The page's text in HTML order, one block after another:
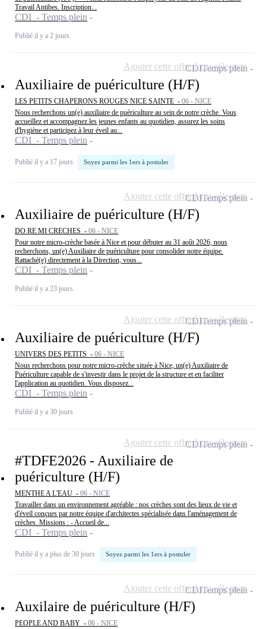
Travail Antibes. Inscription...
CDI - Temps plein
Publié il y a 2 jours
Auxiliaire de puériculture (H/F)
LES PETITS CHAPERONS ROUGES NICE SAINTE - 06 - NICE
Nous recherchons un(e) auxiliaire de puériculture au sein de notre crèche. Vous
accueillez et accompagnez les jeunes enfants au quotidien, assurez les soins
d'hygiène et participez à leur éveil au...
CDI - Temps plein
Publié il y a 17 jours Soyez parmi les 1ers à postuler
CDITemps plein
Ajouter cette offre à ma sélection
Auxiliaire de puériculture (H/F)
DO RE MI CRECHES - 06 - NICE
Pour notre micro-crèche basée à Nice et pour débuter au 31 août 2026, nous
recherchons, un(e) Auxiliaire de puériculture pour consolider notre équipe.
Rattaché(e) directement à la Direction, vous...
CDI - Temps plein
Publié il y a 23 jours
CDITemps plein
Ajouter cette offre à ma sélection
Auxiliaire de puériculture (H/F)
UNIVERS DES PETITS - 06 - NICE
Nous recherchons pour notre micro-crèche située à Nice, un(e) Auxiliaire de
Puériculture capable de s'investir dans le projet de la structure et en faciliter
l'application au quotidien. Vous disposez...
CDI - Temps plein
Publié il y a 30 jours
CDITemps plein
Ajouter cette offre à ma sélection
#TDFE2026 - Auxiliaire de
puériculture (H/F)
MENTHE A L'EAU - 06 - NICE
Travailler dans un environnement agréable : nos crèches sont des lieux de vie et
d'éveil conçues par notre équipe d'architectes spécialisée dans l'aménagement de
crèches. Missions : - Accueil de...
CDI - Temps plein
Publié il y a plus de 30 jours Soyez parmi les 1ers à postuler
CDITemps plein
Ajouter cette offre à ma sélection
Auxilaire de puériculture (H/F)
PEOPLE AND BABY - 06 - NICE
CDITemps plein
Ajouter cette offre à ma sélection